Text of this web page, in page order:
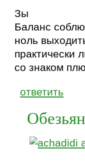
Зы
Баланс
ноль
практически
со знаком
ответить